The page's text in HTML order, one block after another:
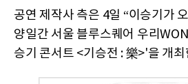
공연 제작사 측은 4일 “이승기가
양일간 서울 블루스퀘어 우리
승기 콘서트 <기승전 : 樂>'을 개